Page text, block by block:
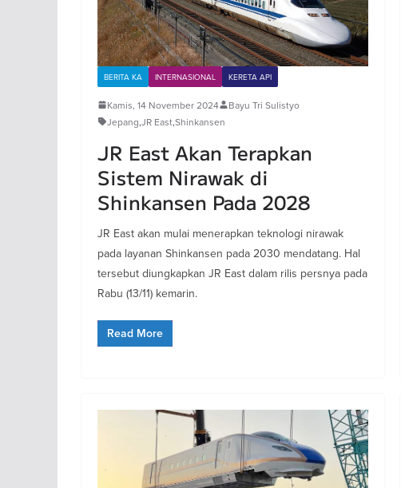
BERITA KA INTERNASIONAL KERETA API
Kamis, 14 November 2024
Bayu Tri Sulistyo
Jepang,JR East,Shinkansen
JR East Akan Terapkan
Sistem Nirawak di
Shinkansen Pada 2028
JR East akan mulai menerapkan teknologi nirawak
pada layanan Shinkansen pada 2030 mendatang. Hal
tersebut diungkapkan JR East dalam rilis persnya pada
Rabu (13/11) kemarin.
Read More